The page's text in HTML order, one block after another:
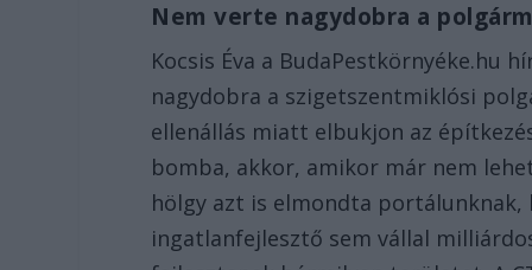
Nem verte nagydobra a
Kocsis Éva a BudaPestkörnyéke.hu
nagydobra a szigetszentmiklósi
ellenállás miatt elbukjon az
bomba, akkor, amikor már nem
hölgy azt is elmondta
ingatlanfejlesztő sem vállal